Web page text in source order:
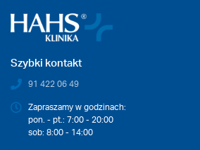
Szybki kontakt
91 422 06 49
Zapraszamy w godzinach:
pon. - pt.: 7:00 - 20:00
sob: 8:00 - 14:00